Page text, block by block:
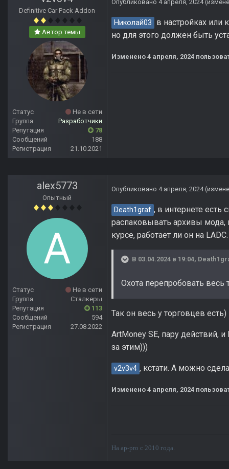
Definitive Car Pack Addon
Автор темы
Статус
Не в сети
Группа
Разработчики
Репутация
78
Сообщений
188
Регистрация
21.10.2021
Опубликовано 4 апреля, 2024
Николай03
в настройках или
но для этого должен быть
Изменено 4 апреля, 2024
alex5773
Опытный
Статус
Не в сети
Группа
Сталкеры
Репутация
113
Сообщений
594
Регистрация
27.08.2022
Опубликовано 4 апреля, 2024
Death1graf , в интернете есть
распаковывать архивы мода,
курсе, работает ли он на
В 03.04.2024 в 19:04,
Охота перепробовать весь
Так он весь у торговцев есть)
ArtMoney SE, пару
за этим)))
v2v3v4 , кстати. А можно
Изменено 4 апреля, 2024
На ap-pro с 2010 года.